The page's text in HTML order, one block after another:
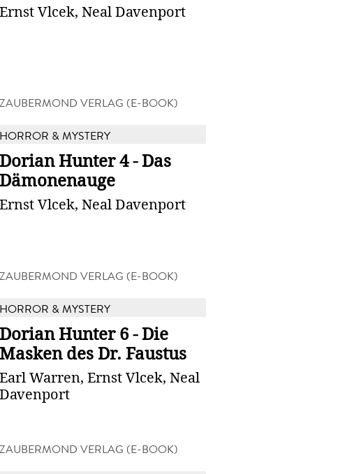
Ernst Vlcek, Neal Davenport
ZAUBERMOND VERLAG (E-BOOK)
HORROR & MYSTERY
Dorian Hunter 4 - Das
Dämonenauge
Ernst Vlcek, Neal Davenport
ZAUBERMOND VERLAG (E-BOOK)
HORROR & MYSTERY
Dorian Hunter 6 - Die
Masken des Dr. Faustus
Earl Warren, Ernst Vlcek, Neal
Davenport
ZAUBERMOND VERLAG (E-BOOK)